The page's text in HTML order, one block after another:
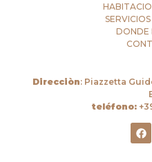
DONDE
Direcciòn: Piazzetta
teléfono: